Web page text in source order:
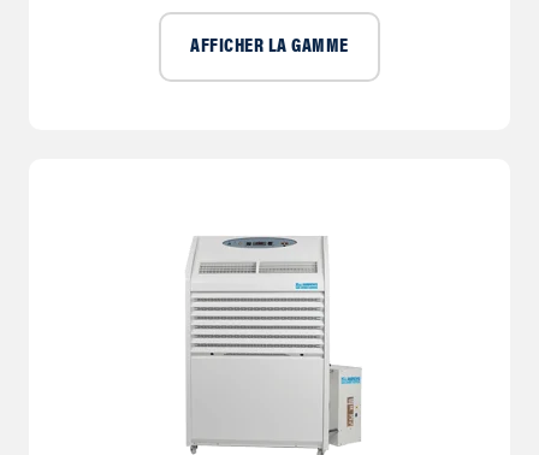
AFFICHER LA GAMME